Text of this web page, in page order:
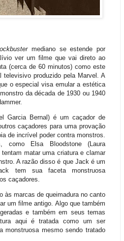
mediano se estende por
ver um filme que vai direto ao
(cerca de 60 minutos) como este
televisivo produzido pela Marvel. A
o especial visa emular a estética
da década de 1930 ou 1940
Garcia Bernal) é um caçador de
caçadores para uma provação
de incrível poder contra monstros.
como Elsa Bloodstone (Laura
matar uma criatura e clamar
A razão disso é que Jack é um
tem sua faceta monstruosa
caçadores.
às marcas de queimadura no canto
um filme antigo. Algo que também
e também em seus temas
aqui é tratada como um ser
monstruosa mesmo sendo tratado